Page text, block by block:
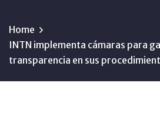
Home
INTN implementa cámaras para
transparencia en sus